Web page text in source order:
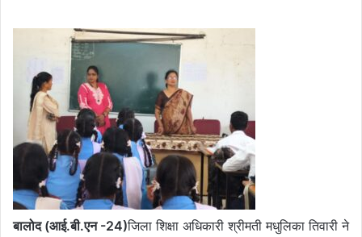
बालोद (आई.बी.एन -24)जिला शिक्षा अधिकारी श्रीमती मधुलिका तिवारी ने